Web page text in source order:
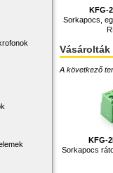
KFG-
Sorkapocs,
Vásárolták
A következő
KFG-
Sorkapocs